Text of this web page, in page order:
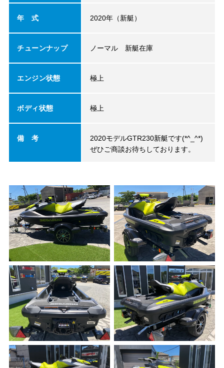
年 式 2020年（新艇）
チューンナップ ノーマル 新艇在庫
エンジン状態 極上
ボディ状態 極上
備 考
2020モデルGTR230新艇です(*^_^*)
ぜひご商談お待ちしております。